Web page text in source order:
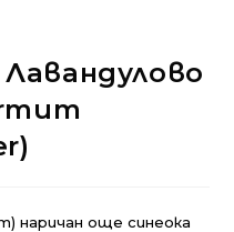
нapичaн oщe cинeoкa